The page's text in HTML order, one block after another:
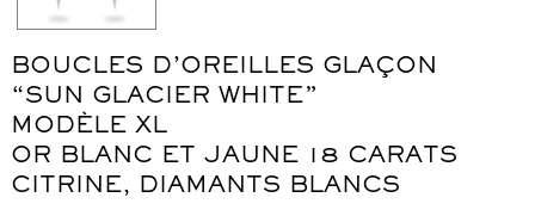
BOUCLES D’OREILLES GLAÇON
“SUN GLACIER WHITE”
MODÈLE XL
OR BLANC ET JAUNE 18 CARATS
CITRINE, DIAMANTS BLANCS